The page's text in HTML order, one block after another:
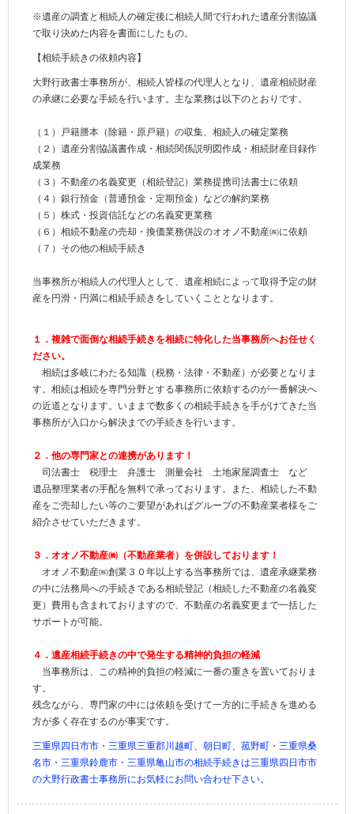
※遺産の調査と相続人の確定後に相続人間で行われた遺産分割協議
で取り決めた内容を書面にしたもの。
【相続手続きの依頼内容】
大野行政書士事務所が、相続人皆様の代理人となり、遺産相続財産
の承継に必要な手続を行います。主な業務は以下のとおりです。
（１）戸籍謄本（除籍・原戸籍）の収集、相続人の確定業務
（２）遺産分割協議書作成・相続関係説明図作成・相続財産目録作
成業務
（３）不動産の名義変更（相続登記）業務提携司法書士に依頼
（４）銀行預金（普通預金・定期預金）などの解約業務
（５）株式・投資信託などの名義変更業務
（６）相続不動産の売却・換価業務併設のオオノ不動産㈱に依頼
（７）その他の相続手続き
当事務所が相続人の代理人として、遺産相続によって取得予定の財
産を円滑・円満に相続手続きをしていくこととなります。
１．複雑で面倒な相続手続きを相続に特化した当事務所へお任せく
ださい。
相続は多岐にわたる知識（税務・法律・不動産）が必要となりま
す。相続は相続を専門分野とする事務所に依頼するのが一番解決へ
の近道となります。いままで数多くの相続手続きを手がけてきた当
事務所が入口から解決までの手続きを行います。
２．他の専門家との連携があります！
司法書士 税理士 弁護士 測量会社 土地家屋調査士 など
遺品整理業者の手配を無料で承っております。また、相続した不動
産をご売却したい等のご要望があればグループの不動産業者様をご
紹介させていただきます。
３．オオノ不動産㈱（不動産業者）を併設しております！
オオノ不動産㈱創業３０年以上する当事務所では、遺産承継業務
の中に法務局への手続きである相続登記（相続した不動産の名義変
更）費用も含まれておりますので、不動産の名義変更まで一括した
サポートが可能。
４．遺産相続手続きの中で発生する精神的負担の軽減
当事務所は、この精神的負担の軽減に一番の重きを置いておりま
す。
残念ながら、専門家の中には依頼を受けて一方的に手続きを進める
方が多く存在するのが事実です。
三重県四日市市・三重県三重郡川越町、朝日町、菰野町・三重県桑
名市・三重県鈴鹿市・三重県亀山市の相続手続きは三重県四日市市
の大野行政書士事務所にお気軽にお問い合わせ下さい。